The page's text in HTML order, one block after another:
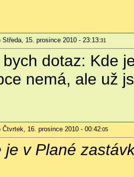
Středa, 15. prosince 2010 - 23:13:31
bych dotaz: Kde
nemá, ale už
Čtvrtek, 16. prosince 2010 - 00:42:05
je v Plané